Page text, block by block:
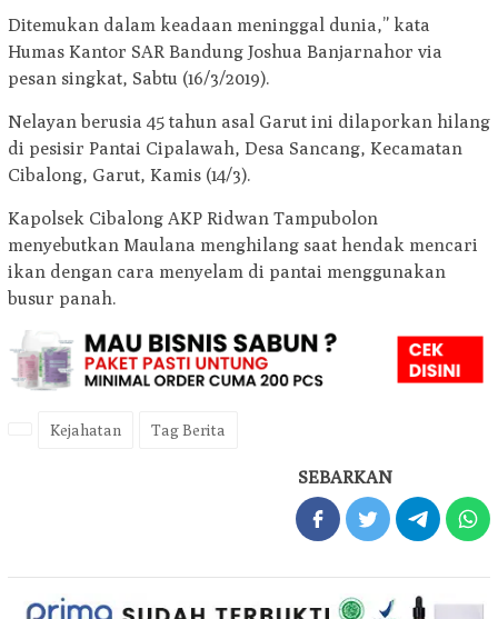
Ditemukan dalam keadaan meninggal dunia,” kata
Humas Kantor SAR Bandung Joshua Banjarnahor via
pesan singkat, Sabtu (16/3/2019).
Nelayan berusia 45 tahun asal Garut ini dilaporkan hilang
di pesisir Pantai Cipalawah, Desa Sancang, Kecamatan
Cibalong, Garut, Kamis (14/3).
Kapolsek Cibalong AKP Ridwan Tampubolon
menyebutkan Maulana menghilang saat hendak mencari
ikan dengan cara menyelam di pantai menggunakan
busur panah.
Kejahatan Tag Berita
SEBARKAN